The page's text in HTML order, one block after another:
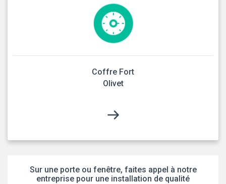
Coffre Fort
Olivet
Sur une porte ou fenêtre, faites appel à notre
entreprise pour une installation de qualité